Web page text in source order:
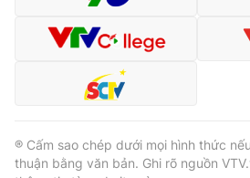
Video
VTV Money
VTV Sức khoẻ Bất
® Cấm sao chép dưới mọi hình thức
thuận bằng văn bản. Ghi rõ nguồn